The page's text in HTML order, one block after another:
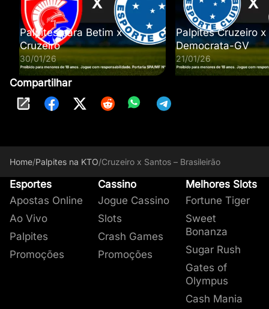
Palpites para Betim x
Cruzeiro
30/01/26
Palpites Cruzeiro x
Democrata-GV
21/01/26
Compartilhar
Home/Palpites na KTO/Cruzeiro x Santos – Brasileirão
Esportes
Apostas Online
Ao Vivo
Palpites
Promoções
Cassino
Jogue Cassino
Slots
Crash Games
Promoções
Melhores Slots
Fortune Tiger
Sweet
Bonanza
Sugar Rush
Gates of
Olympus
Cash Mania